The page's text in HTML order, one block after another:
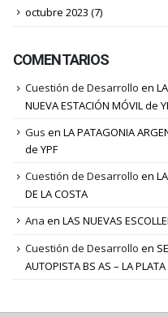
octubre 2023 (7)
COMENTARIOS
Cuestión de Desarrollo en
NUEVA ESTACIÓN MÓVIL de
Gus en LA PATAGONIA
de YPF
Cuestión de Desarrollo en
DE LA COSTA
Ana en LAS NUEVAS
Cuestión de Desarrollo en
AUTOPISTA BS AS – LA PLATA